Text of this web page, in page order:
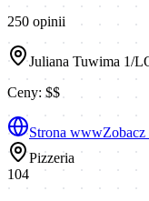
250 opinii
Juliana Tuwima 1/
Ceny: $$
Strona www
Pizzeria
104